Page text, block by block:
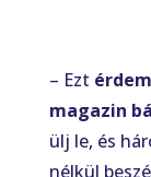
– Ezt
magazin
ülj le, és
nélkül